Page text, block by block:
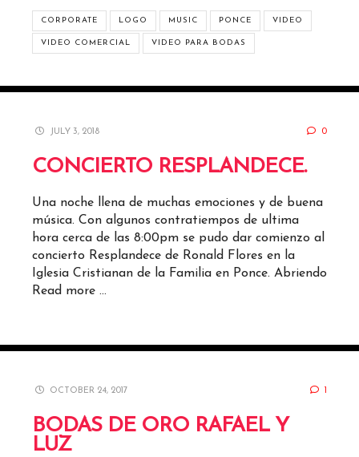
CORPORATE LOGO MUSIC PONCE VIDEO
VIDEO COMERCIAL VIDEO PARA BODAS
JULY 3, 2018 0
CONCIERTO RESPLANDECE.
Una noche llena de muchas emociones y de buena
música. Con algunos contratiempos de ultima
hora cerca de las 8:00pm se pudo dar comienzo al
concierto Resplandece de Ronald Flores en la
Iglesia Cristianan de la Familia en Ponce. Abriendo
Read more …
OCTOBER 24, 2017
BODAS DE ORO RAFAEL Y
LUZ